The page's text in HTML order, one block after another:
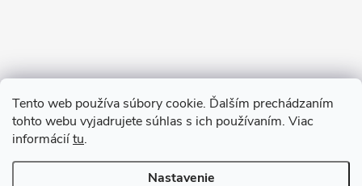
Tento web používa súbory cookie. Ďalším prechádzaním
tohto webu vyjadrujete súhlas s ich používaním. Viac
informáciítu.
Nastavenie